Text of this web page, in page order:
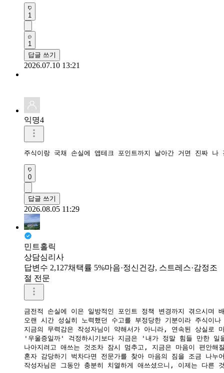
1
1
답글 쓰기
2026.07.10 13:21
익명4
주식이랑 국채 손실에 앱테크 포인트까지 날아간 거면 진짜
0
답글 쓰기
2026.08.05 11:29
민트홀릭
상담심리사
답변수 2,127채택률 5%마음·정신건강, 스트레스·감정조
절 전문
금전적 손실에 이은 일방적인 포인트 정책 변경까지 겪으시며
오랜 시간 성실히 노력했던 수고를 부정당한 기분이라 주식이
지금의 무력감은 작성자님이 약해서가 아니라, 연속된 상실로
'우울증일까' 걱정하시기보다 지금은 '내가 정말 힘들 만한 일
나아지려고 애쓰는 것조차 잠시 멈추고, 지금은 마음이 편안해
혼자 감당하기 벅차다면 전문가를 찾아 마음의 짐을 조금 나누
작성자님은 그동안 충분히 치열하게 애쓰셨으니, 이제는 다른